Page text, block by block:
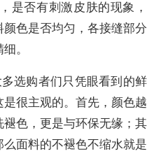
是否有刺激皮肤的现象，
色是否均匀，各接缝部分
。
选购者们只凭眼看到的鲜
很主观的。首先，颜色越
色，更是与环保无缘；其
面料的不褪色不缩水就是